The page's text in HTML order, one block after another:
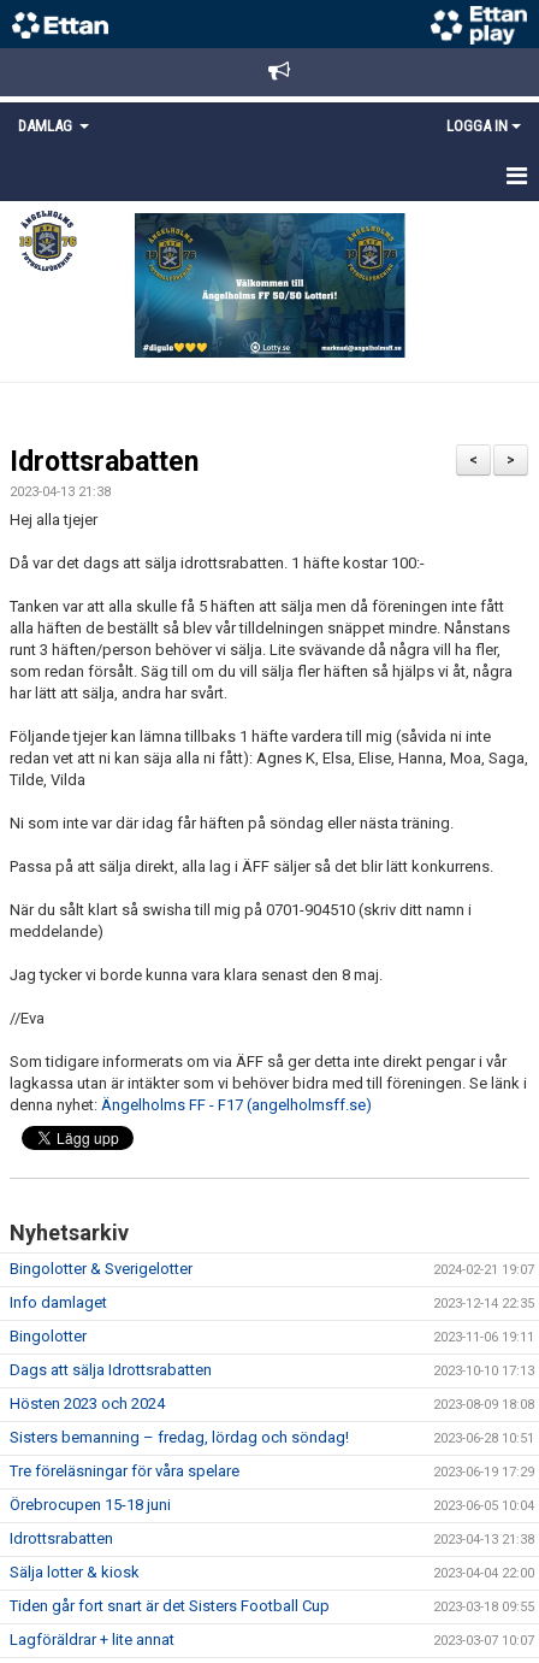
DAMLAG LOGGA IN
HEM
NYHETER
DOKUMENT
KONTAKT
>
<
Idrottsrabatten
2023-04-13 21:38
Hej alla tjejer
Då var det dags att sälja idrottsrabatten. 1 häfte kostar 100:-
Tanken var att alla skulle få 5 häften att sälja men då föreningen inte fått
alla häften de beställt så blev vår tilldelningen snäppet mindre. Nånstans
runt 3 häften/person behöver vi sälja. Lite svävande då några vill ha fler,
som redan försålt. Säg till om du vill sälja fler häften så hjälps vi åt, några
har lätt att sälja, andra har svårt.
Följande tjejer kan lämna tillbaks 1 häfte vardera till mig (såvida ni inte
redan vet att ni kan säja alla ni fått): Agnes K, Elsa, Elise, Hanna, Moa, Saga,
Tilde, Vilda
Ni som inte var där idag får häften på söndag eller nästa träning.
Passa på att sälja direkt, alla lag i ÄFF säljer så det blir lätt konkurrens.
När du sålt klart så swisha till mig på 0701-904510 (skriv ditt namn i
meddelande)
Jag tycker vi borde kunna vara klara senast den 8 maj.
//Eva
Som tidigare informerats om via ÄFF så ger detta inte direkt pengar i vår
lagkassa utan är intäkter som vi behöver bidra med till föreningen. Se länk i
denna nyhet: Ängelholms FF - F17 (angelholmsff.se)
Nyhetsarkiv
Bingolotter & Sverigelotter 2024-02-21 19:07
Info damlaget 2023-12-14 22:35
Bingolotter 2023-11-06 19:11
Dags att sälja Idrottsrabatten 2023-10-10 17:13
Hösten 2023 och 2024 2023-08-09 18:08
Sisters bemanning – fredag, lördag och söndag! 2023-06-28 10:51
Tre föreläsningar för våra spelare 2023-06-19 17:29
Örebrocupen 15-18 juni 2023-06-05 10:04
Idrottsrabatten 2023-04-13 21:38
Sälja lotter & kiosk 2023-04-04 22:00
Tiden går fort snart är det Sisters Football Cup 2023-03-18 09:55
Lagföräldrar + lite annat 2023-03-07 10:07